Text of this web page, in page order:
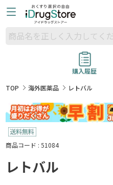
購入履歴
TOP
海外医薬品 レトバル
商品コード : 51084
レトバル